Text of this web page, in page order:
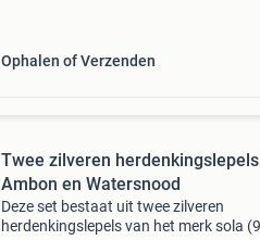
Ophalen of Verzenden
Twee zilveren
Ambon en Watersnood
Deze set bestaat uit twee zilveren
herdenkingslepels van het merk sola